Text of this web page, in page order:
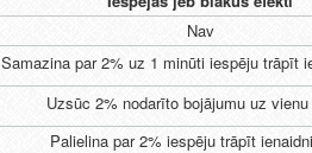
Nav
Samazina par 2% uz 1 minūti iespēju trāpīt
Uzsūc 2% nodarīto bojājumu uz
Palielina par 2% iespēju trāpīt